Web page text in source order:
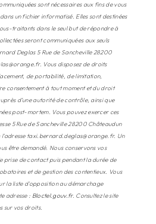
sont nécessaires aux fins de vous
un fichier informatisé. Elles sont destinées
traitants dans le seul but de répondre à
seront communiquées aux seuls
Deglas 5 Rue de Sancheville 28200
Vous disposez de droits
de portabilité, de limitation,
consentement à tout moment et du droit
d’une autorité de contrôle, ainsi que
post-mortem. Vous pouvez exercer ces
5 Rue de Sancheville 28200 Châteaudun
taxi.bernard.deglas@orange.fr. Un
être demandé. Nous conservons vos
prise de contact puis pendant la durée de
et de gestion des contentieux. Vous
la liste d'opposition au démarchage
adresse : Bloctel.gouv.fr. Consultez le site
sur vos droits.